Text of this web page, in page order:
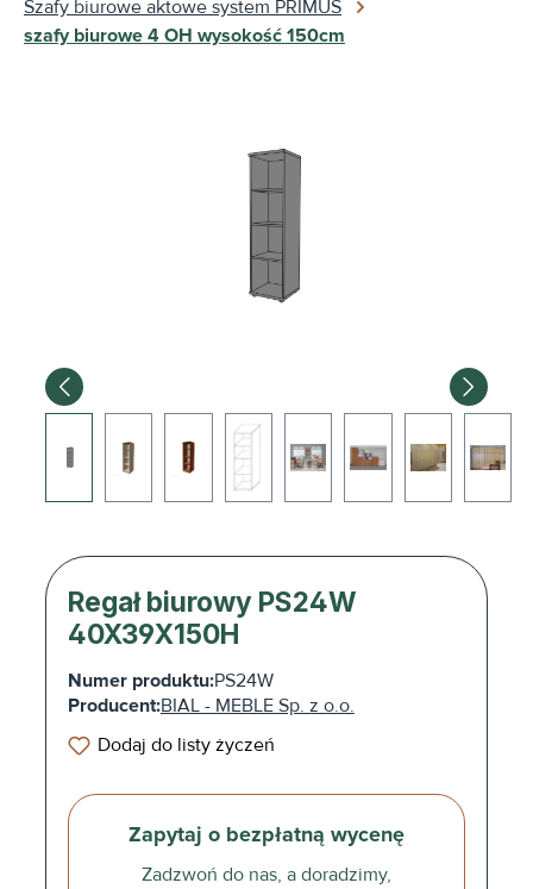
Szafy biurowe aktowe system PRIMUS
szafy biurowe 4 OH wysokość 150cm
Regał biurowy PS24W
40X39X150H
Numer produktu:PS24W
Producent:BIAL - MEBLE Sp. z o.o.
Dodaj do listy życzeń
Zapytaj o bezpłatną wycenę
Zadzwoń do nas, a doradzimy,